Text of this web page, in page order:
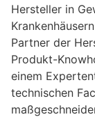
Hersteller in
Partner der
Produkt-
einem
technischen